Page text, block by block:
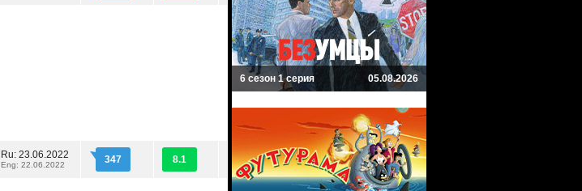
Ru: 23.06.2022
Eng: 22.06.2022 347 8.1
6 сезон 1 серия 05.08.2026